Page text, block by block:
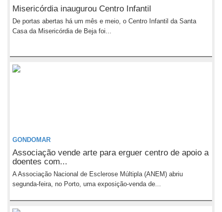
Misericórdia inaugurou Centro Infantil
De portas abertas há um mês e meio, o Centro Infantil da Santa
Casa da Misericórdia de Beja foi...
GONDOMAR
Associação vende arte para erguer centro de apoio a
doentes com...
A Associação Nacional de Esclerose Múltipla (ANEM) abriu
segunda-feira, no Porto, uma exposição-venda de...